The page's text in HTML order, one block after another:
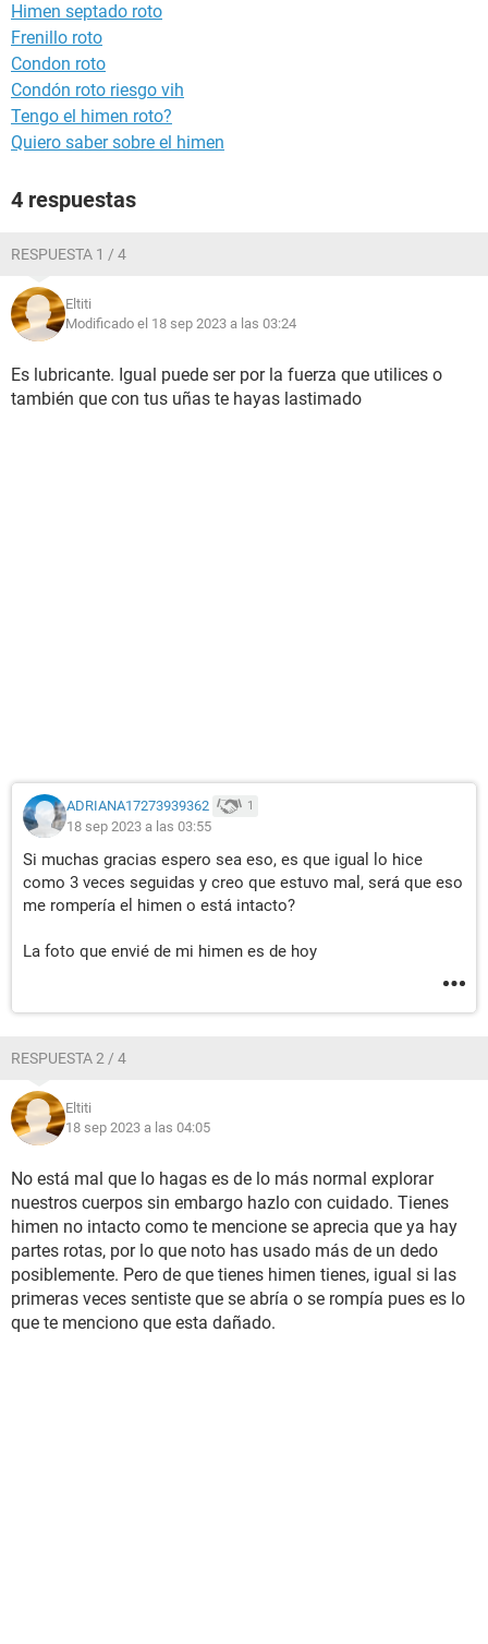
Himen septado roto
Frenillo roto
Condon roto
Condón roto riesgo vih
Tengo el himen roto?
Quiero saber sobre el himen
4 respuestas
RESPUESTA 1 / 4
Eltiti
Modificado el 18 sep 2023 a las 03:24
Es lubricante. Igual puede ser por la fuerza que utilices o
también que con tus uñas te hayas lastimado
ADRIANA17273939362 1
18 sep 2023 a las 03:55
Si muchas gracias espero sea eso, es que igual lo hice
como 3 veces seguidas y creo que estuvo mal, será que eso
me rompería el himen o está intacto?
La foto que envié de mi himen es de hoy
RESPUESTA 2 / 4
Eltiti
18 sep 2023 a las 04:05
No está mal que lo hagas es de lo más normal explorar
nuestros cuerpos sin embargo hazlo con cuidado. Tienes
himen no intacto como te mencione se aprecia que ya hay
partes rotas, por lo que noto has usado más de un dedo
posiblemente. Pero de que tienes himen tienes, igual si las
primeras veces sentiste que se abría o se rompía pues es lo
que te menciono que esta dañado.